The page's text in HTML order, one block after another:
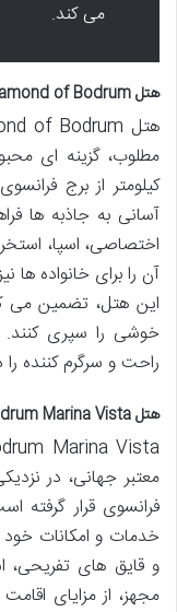
می کند.
هتل Diamond of Bodrum
کیلومتر از برج
آسانی به جاذبه ها
اختصاصی، اسپا،
آن را برای خانواده
این هتل، تضمین می
خوشی را سپری کنند.
راحت و سرگرم کننده
هتل DoubleTree by Hilton Bodrum Marina Vista
معتبر جهانی، در
فرانسوی قرار گرفته
خدمات و امکانات
و قایق های تفریحی،
مجهز، از مزایای